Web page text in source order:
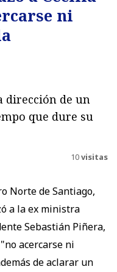
ni
dirección de un
que dure su
10visitas
Norte de Santiago,
a la ex ministra
Sebastián Piñera,
acercarse ni
de aclarar un